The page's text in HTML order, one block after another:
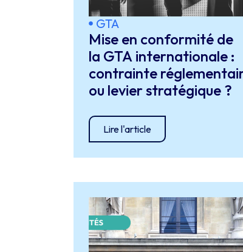
GTA
Mise en conformité de
la GTA internationale :
contrainte
ou levier stratégique ?
Lire l'article